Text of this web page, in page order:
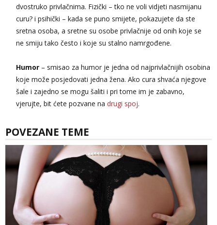
dvostruko privlačnima. Fizički – tko ne voli vidjeti nasmijanu
curu? i psihički – kada se puno smijete, pokazujete da ste
sretna osoba, a sretne su osobe privlačnije od onih koje se
ne smiju tako često i koje su stalno namrgođene.
Humor – smisao za humor je jedna od najprivlačnijih osobina
koje može posjedovati jedna žena. Ako cura shvaća njegove
šale i zajedno se mogu šaliti i pri tome im je zabavno,
vjerujte, bit ćete pozvane na drugi spoj.
POVEZANE TEME